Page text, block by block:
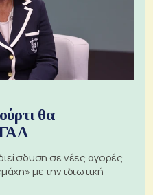
θα
σε νέες αγορές
με την ιδιωτική